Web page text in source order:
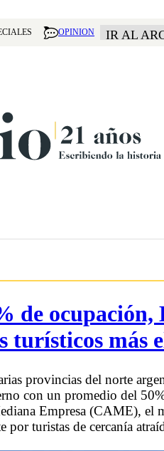
OPINION IR AL
de
turísticos más
provincias del norte
con un promedio del
Empresa (CAME), el
turistas de cercanía